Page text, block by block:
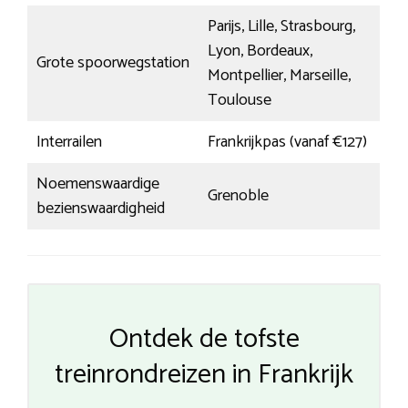
Grote spoorwegstation
Parijs, Lille, Strasbourg,
Lyon, Bordeaux,
Montpellier, Marseille,
Toulouse
Interrailen
Frankrijkpas (vanaf €127)
Noemenswaardige
bezienswaardigheid
Grenoble
Ontdek de tofste
treinrondreizen in Frankrijk